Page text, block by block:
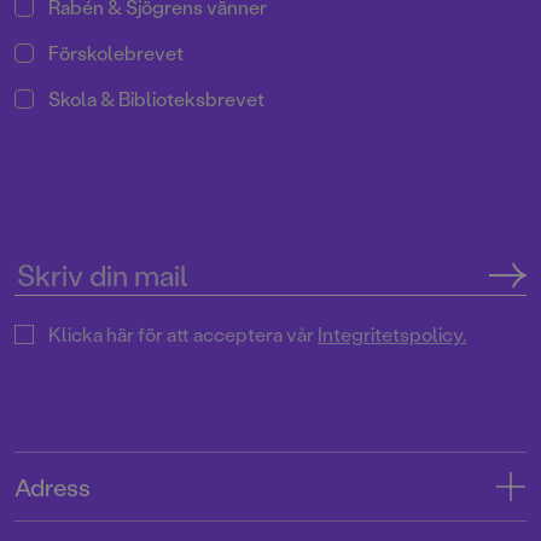
Rabén & Sjögrens vänner
Förskolebrevet
Skola & Biblioteksbrevet
Klicka här för att acceptera vårIntegritetspolicy.
Adress